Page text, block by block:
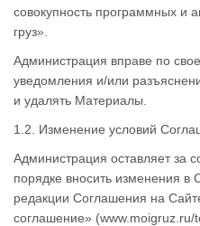
совокупность программных и
груз».
Администрация вправе по
уведомления и/или
и удалять Материалы.
1.2. Изменение условий
Администрация оставляет за
порядке вносить изменения в
редакции Соглашения на
соглашение»